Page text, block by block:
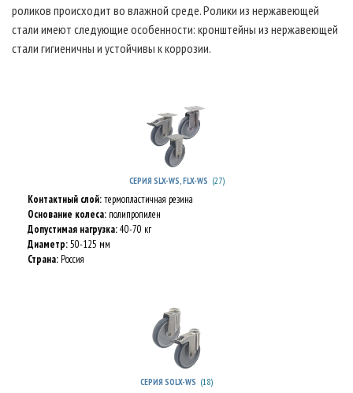
роликов происходит во влажной среде. Ролики из нержавеющей
стали имеют следующие особенности: кронштейны из нержавеющей
стали гигиеничны и устойчивы к коррозии.
СЕРИЯ SLX-WS, FLX-WS (27)
Контактный слой:термопластичная резина
Основание колеса: полипропилен
Допустимая нагрузка:40-70 кг
Диаметр:50-125 мм
Страна: Россия
СЕРИЯ SOLX-WS (18)